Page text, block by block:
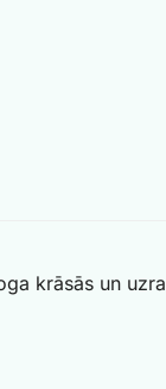
krāsās un